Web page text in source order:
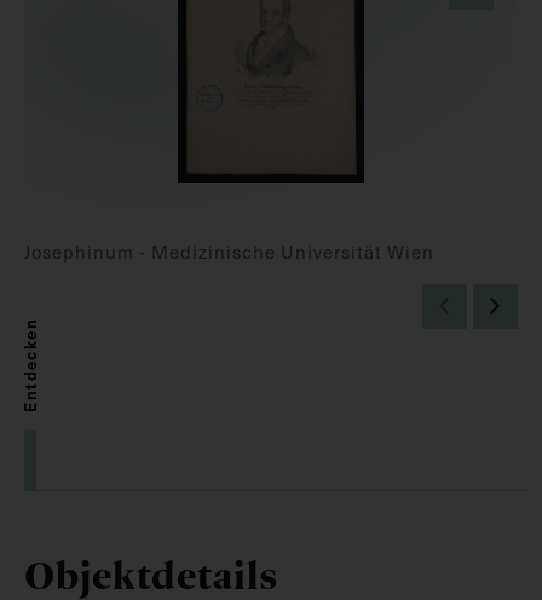
Josephinum - Medizinische Universität Wien
Entdecken
Objektdetails